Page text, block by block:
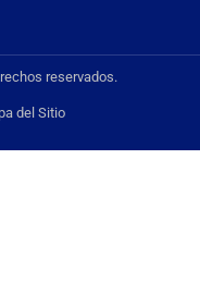
reservados.
del Sitio